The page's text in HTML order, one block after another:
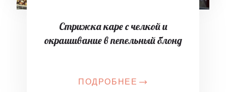
Стрижка каре с челкой и
окрашивание в пепельный блонд
ПОДРОБНЕЕ